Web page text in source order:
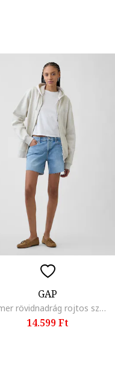
GAP
Farmer rövidnadrág rojtos szárvégekkel, Világoskék
14.599 Ft